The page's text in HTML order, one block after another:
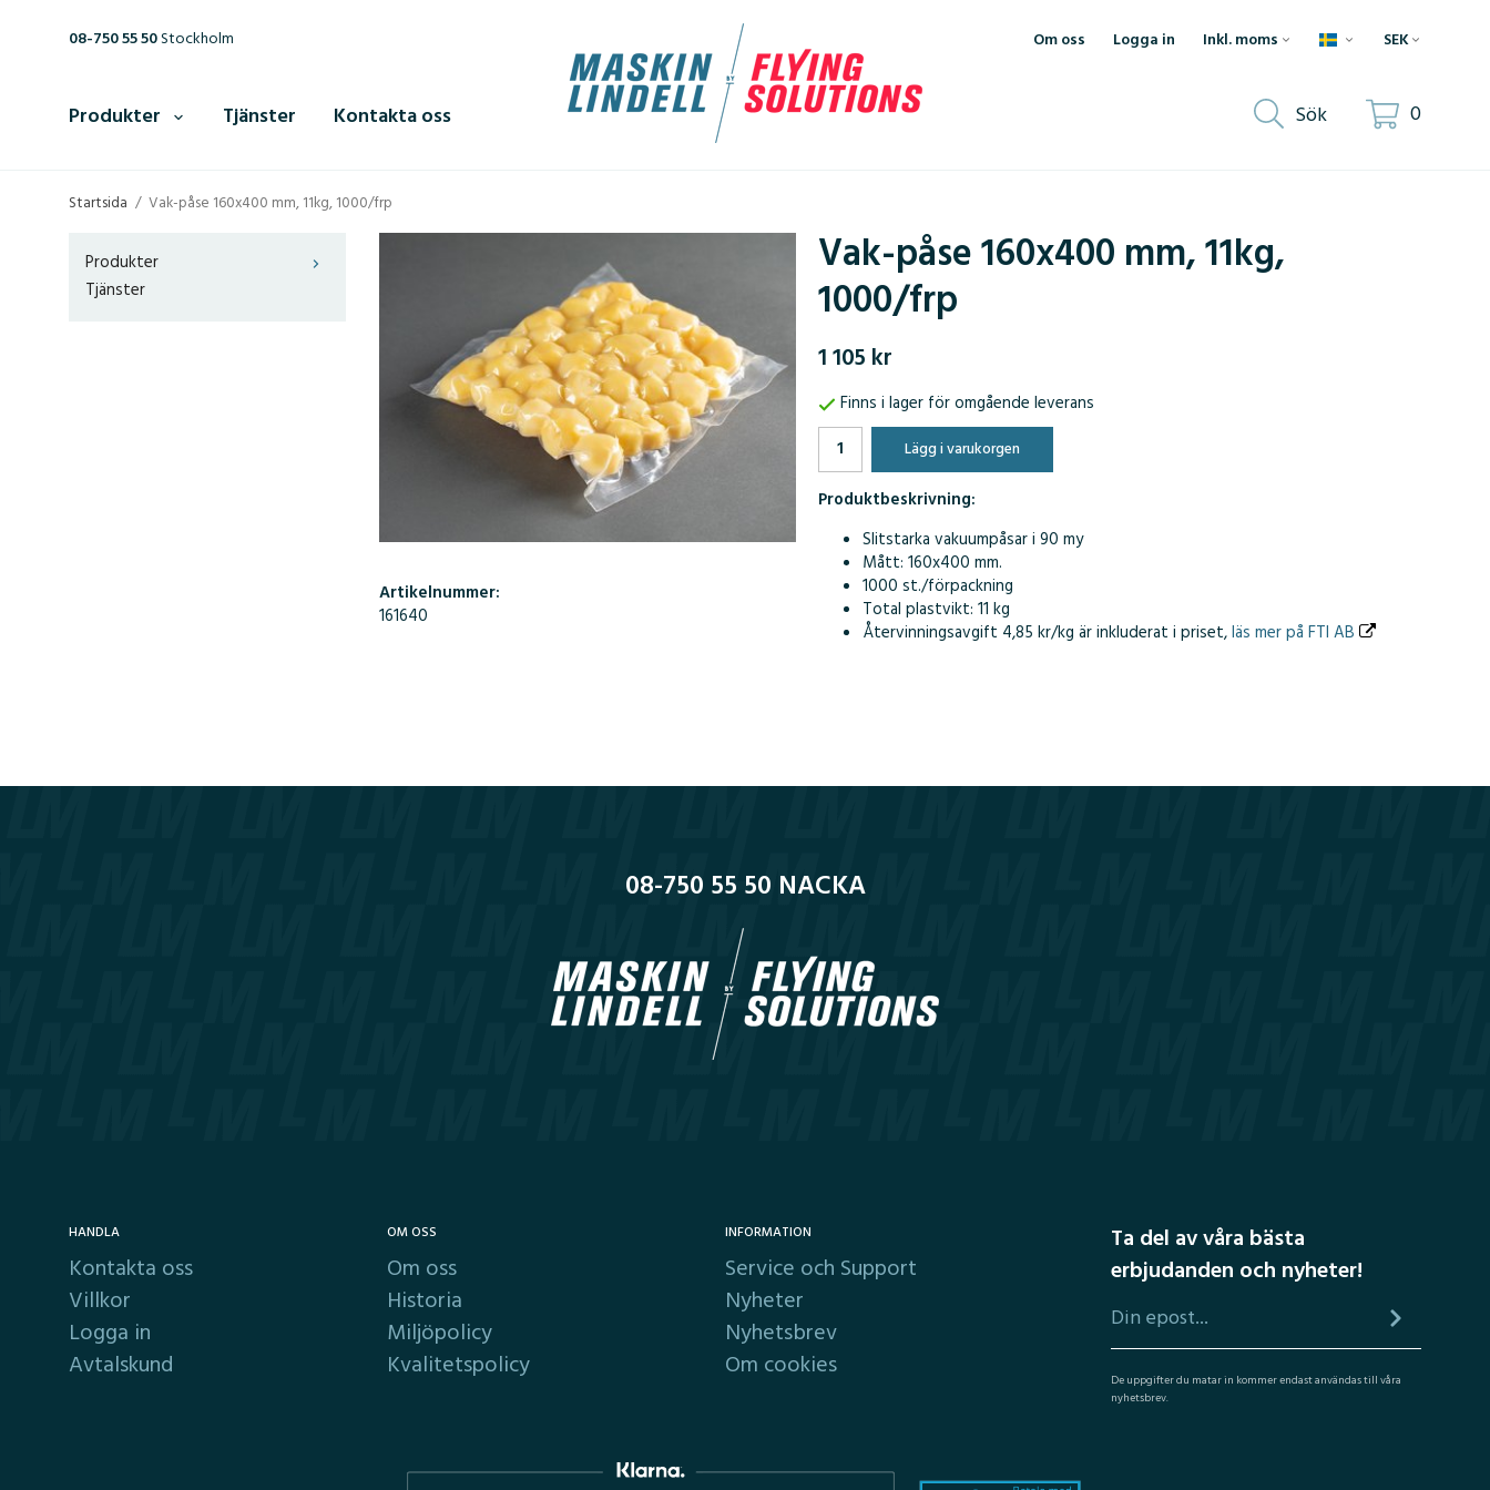
08-750 55 50Stockholm Om oss Logga in
Produkter Tjänster Kontakta oss Sök 0
Startsida / Vak-påse 160x400 mm, 11kg, 1000/frp
Produkter
Tjänster
Vak-påse 160x400 mm, 11kg,
1000/frp
1 105 kr
Finns i lager för omgående leverans
Lägg i varukorgen
Produktbeskrivning:
Slitstarka vakuumpåsar i 90 my
Mått: 160x400 mm.
1000 st./förpackning
Total plastvikt: 11 kg
Återvinningsavgift 4,85 kr/kg är inkluderat i priset,läs mer på FTI AB
Artikelnummer:
161640
08-750 55 50 NACKA
HANDLA
Kontakta oss
Villkor
Logga in
Avtalskund
OM OSS
Om oss
Historia
Miljöpolicy
Kvalitetspolicy
INFORMATION
Service och Support
Nyheter
Nyhetsbrev
Om cookies
Ta del av våra bästa
erbjudanden och nyheter!
De uppgifter du matar in kommer endast användas till våra
nyhetsbrev.